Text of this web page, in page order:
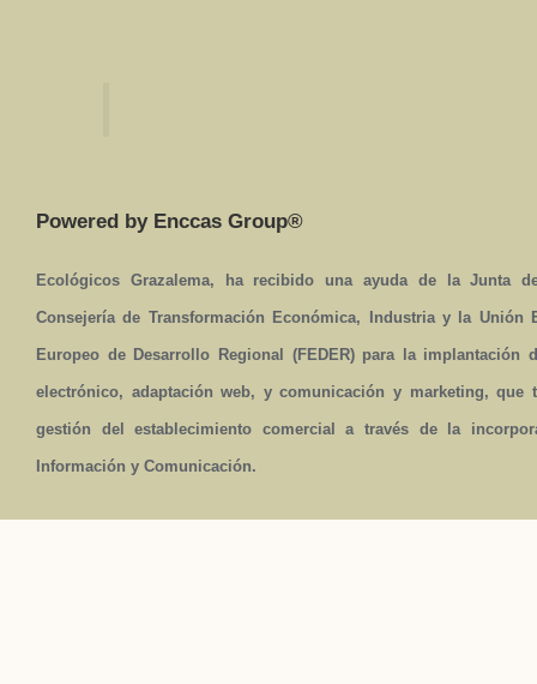
Powered by Enccas Group®
Ecológicos Grazalema, ha recibido una ayuda de la Junta
Consejería de Transformación Económica, Industria y la Unión
Europeo de Desarrollo Regional (FEDER) para la implantación
electrónico, adaptación web, y comunicación y marketing,
gestión del establecimiento comercial a través de la
Información y Comunicación.